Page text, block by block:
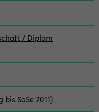
/ Diplom
SoSe 2011)